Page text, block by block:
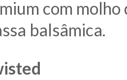
com
balsâmica.